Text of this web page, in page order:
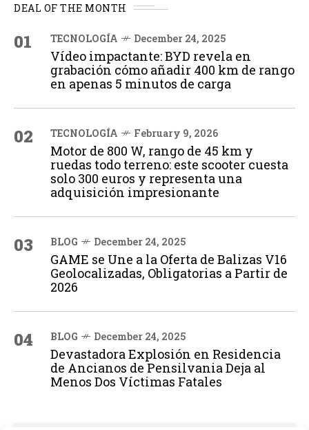
DEAL OF THE MONTH
01 TECNOLOGÍA December 24, 2025
Vídeo impactante: BYD revela en
grabación cómo añadir 400 km de rango
en apenas 5 minutos de carga
02 TECNOLOGÍA February 9, 2026
Motor de 800 W, rango de 45 km y
ruedas todo terreno: este scooter cuesta
solo 300 euros y representa una
adquisición impresionante
03 BLOG December 24, 2025
GAME se Une a la Oferta de Balizas V16
Geolocalizadas, Obligatorias a Partir de
2026
04 BLOG December 24, 2025
Devastadora Explosión en Residencia
de Ancianos de Pensilvania Deja al
Menos Dos Víctimas Fatales